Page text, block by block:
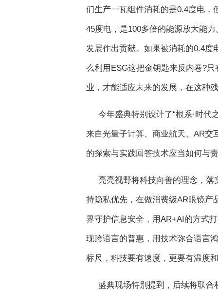
们生产一瓦组件消耗的是0.4度电，
45度电，是100多倍的能源放大能
发展作出贡献。如果被消耗的0.4度
么利用ESG这把金钥匙来反内卷?
业，才能适应未来的发展，在这种
今年盛典特别设计了“根系·时代
来自光量子计算、商业航天、AR交
的探索与实践回答技术应当如何与
亮亮视野将科技向善的理念，落
持隐私优先，在做消费级AR眼镜产
界守护信息安全，用AR+AI的方式
现跨语言的普惠，用技术弥合语言
标尺，科技要有速度，更要有温度
盛典现场特别提到，后续将联合